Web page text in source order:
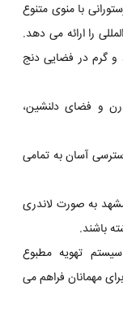
با منوی متنوع
را ارائه می دهد.
گرم در فضایی دنج
و فضای دلنشین،
آسان به تمامی
به صورت لاندری
باشند.
تهویه مطبوع
مهمانان فراهم می